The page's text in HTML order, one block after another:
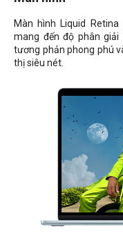
Màn hình Liquid
mang đến độ phân
tương phản phong phú
thị siêu nét.